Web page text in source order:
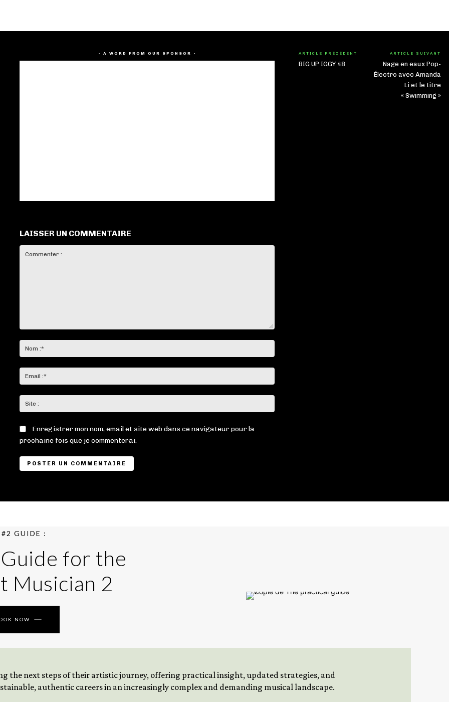
- A WORD FROM OUR SPONSOR -
LAISSER UN COMMENTAIRE
:*
:*
:
Enregistrer mon nom, email et site web dans ce navigateur pour la
prochaine fois que je commenterai.
ARTICLE PRÉCÉDENT
BIG UP IGGY 48
ARTICLE SUIVANT
Nage en eaux Pop-
Électro avec Amanda
Li et le titre
« Swimming »
GUIDE :
for the
Musician 2
NOW
the next steps of their artistic journey, offering practical insight, updated strategies, and
authentic careers in an increasingly complex and demanding musical landscape.